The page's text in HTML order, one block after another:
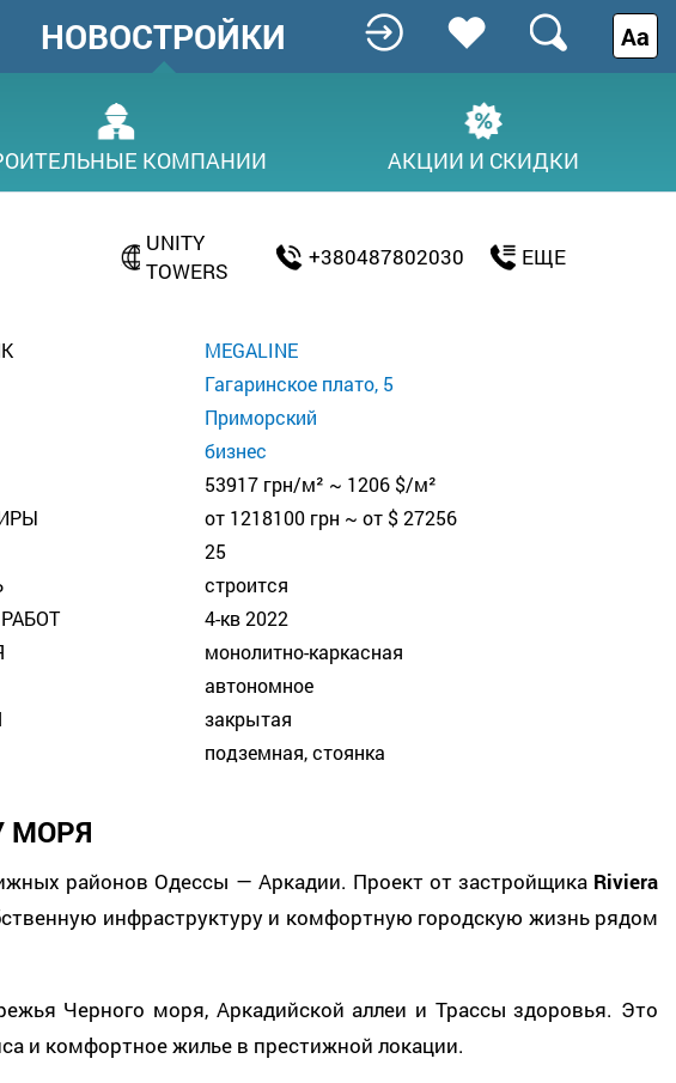
НОВОСТРОЙКИ
КОМПАНИИ АКЦИИ И СКИДКИ
Аа
UNITY
TOWERS
+380487802030 ЕЩЕ
MEGALINE
Гагаринское плато, 5
Приморский
бизнес
53917 грн/м² ~ 1206 $/м²
от 1218100 грн ~ от $ 27256
25
строится
4-кв 2022
монолитно-каркасная
автономное
закрытая
подземная, стоянка
МОРЯ
районов Одессы — Аркадии. Проект от застройщика Riviera
инфраструктуру и комфортную городскую жизнь рядом
Черного моря, Аркадийской аллеи и Трассы здоровья. Это
и комфортное жилье в престижной локации.